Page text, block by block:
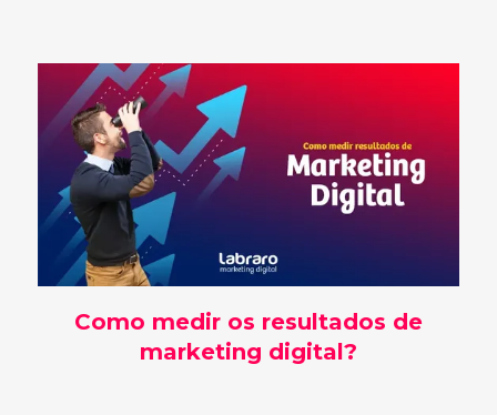
Como medir os resultados de
marketing digital?